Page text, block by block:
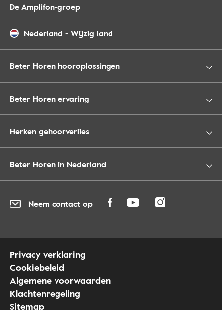
De Amplifon-groep
Nederland - Wijzig land
Beter Horen hooroplossingen
Beter Horen ervaring
Herken gehoorverlies
Beter Horen in Nederland
Neem contact op
Privacy verklaring
Cookiebeleid
Algemene voorwaarden
Klachtenregeling
Sitemap